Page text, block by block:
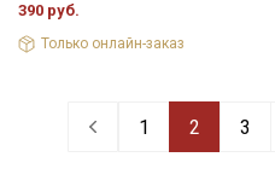
390 руб.
Только онлайн-заказ
1 2 3